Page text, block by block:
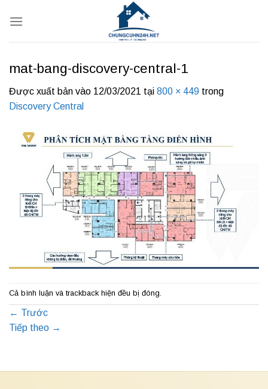
qua
mat-bang-discovery-central-1
Được xuất bản vào 12/03/2021 tại 800 × 449 trong
Discovery Central
Cả bình luận và trackback hiện đều bị đóng.
← Trước
Tiếp theo →